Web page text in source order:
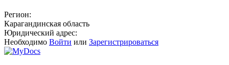
Регион:
Карагандинская область
Юридический адрес:
Необходимо Войти или Зарегистрироваться